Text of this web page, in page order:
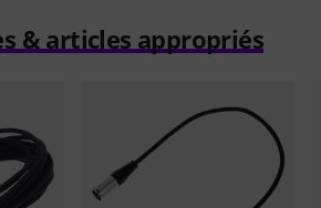
& articles appropriés